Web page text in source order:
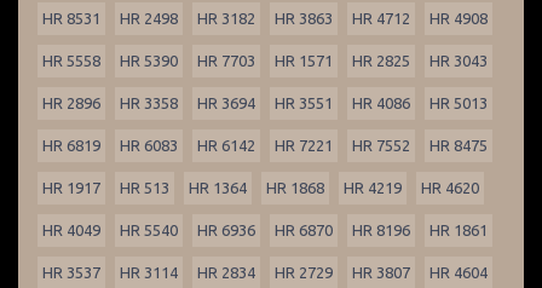
HR 8531 HR 2498 HR 3182 HR 3863 HR 4712 HR 4908
HR 5558 HR 5390 HR 7703 HR 1571 HR 2825 HR 3043
HR 2896 HR 3358 HR 3694 HR 3551 HR 4086 HR 5013
HR 6819 HR 6083 HR 6142 HR 7221 HR 7552 HR 8475
HR 1917 HR 513 HR 1364 HR 1868 HR 4219 HR 4620
HR 4049 HR 5540 HR 6936 HR 6870 HR 8196 HR 1861
HR 3537 HR 3114 HR 2834 HR 2729 HR 3807 HR 4604